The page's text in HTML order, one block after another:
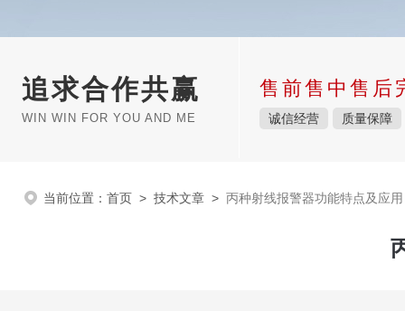
追求合作共赢
WIN WIN FOR YOU AND ME
售前售中售后
诚信经营 质量保障
当前位置： 首页 > 技术文章 > 丙种射线报警器功能特点及应用